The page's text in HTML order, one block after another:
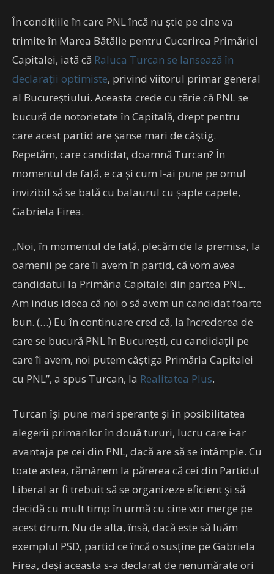
În condițiile în care PNL încă nu știe pe cine va
trimite în Marea Bătălie pentru Cucerirea Primăriei
Capitalei, iată că Raluca Turcan se lansează în
declarații optimiste, privind viitorul primar general
al Bucureștiului. Aceasta crede cu tărie că PNL se
bucură de notorietate în Capitală, drept pentru
care acest partid are șanse mari de câștig.
Repetăm, care candidat, doamnă Turcan? În
momentul de față, e ca și cum l-ai pune pe omul
invizibil să se bată cu balaurul cu șapte capete,
Gabriela Firea.
„Noi, în momentul de faţă, plecăm de la premisa, la
oamenii pe care îi avem în partid, că vom avea
candidatul la Primăria Capitalei din partea PNL.
Am indus ideea că noi o să avem un candidat foarte
bun. (…) Eu în continuare cred că, la încrederea de
care se bucură PNL în Bucureşti, cu candidaţii pe
care îi avem, noi putem câştiga Primăria Capitalei
cu PNL”, a spus Turcan, la Realitatea Plus.
Turcan își pune mari speranțe și în posibilitatea
alegerii primarilor în două tururi, lucru care i-ar
avantaja pe cei din PNL, dacă are să se întâmple. Cu
toate astea, rămânem la părerea că cei din Partidul
Liberal ar fi trebuit să se organizeze eficient și să
decidă cu mult timp în urmă cu cine vor merge pe
acest drum. Nu de alta, însă, dacă este să luăm
exemplul PSD, partid ce încă o susține pe Gabriela
Firea, deși aceasta s-a declarat de nenumărate ori